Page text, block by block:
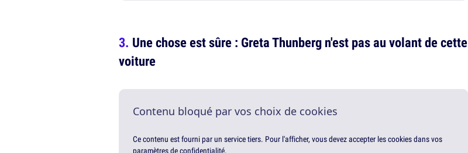
Une chose est sûre : Greta Thunberg n'est pas au volant de cette
voiture
Contenu bloqué par vos choix de cookies
Ce contenu est fourni par un service tiers. Pour l'afficher, vous devez accepter les cookies dans vos
paramètres de confidentialité.